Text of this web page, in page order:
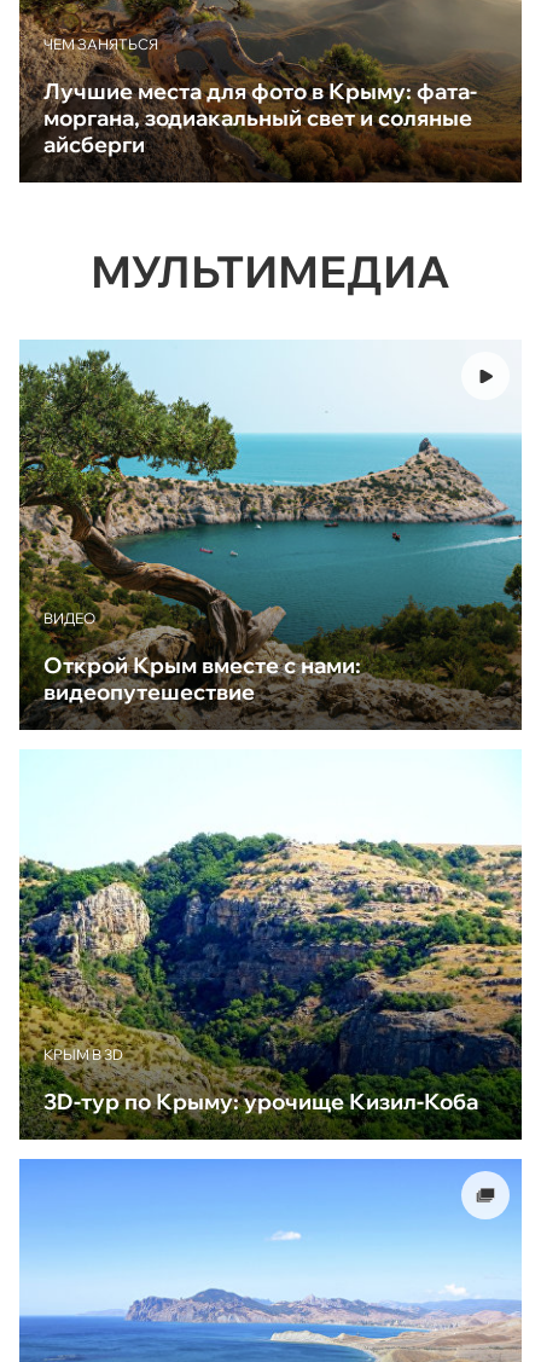
ЧЕМ ЗАНЯТЬСЯ
Лучшие места для фото в Крыму: фата-
моргана, зодиакальный свет и соляные
айсберги
МУЛЬТИМЕДИА
ВИДЕО
Открой Крым вместе с нами:
видеопутешествие
КРЫМ В 3D
3D-тур по Крыму: урочище Кизил-Коба